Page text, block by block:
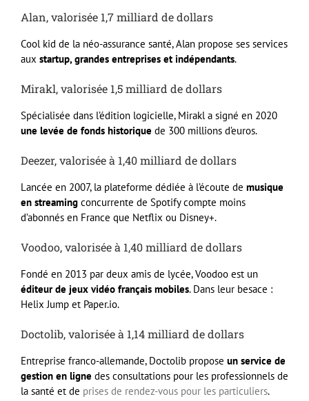
Alan, valorisée 1,7 milliard de dollars
Cool kid de la néo-assurance santé, Alan propose ses services
aux startup, grandes entreprises et indépendants.
Mirakl, valorisée 1,5 milliard de dollars
Spécialisée dans l’édition logicielle, Mirakl a signé en 2020
une levée de fonds historique de 300 millions d’euros.
Deezer, valorisée à 1,40 milliard de dollars
Lancée en 2007, la plateforme dédiée à l’écoute de musique
en streaming concurrente de Spotify compte moins
d’abonnés en France que Netflix ou Disney+.
Voodoo, valorisée à 1,40 milliard de dollars
Fondé en 2013 par deux amis de lycée, Voodoo est un
éditeur de jeux vidéo français mobiles. Dans leur besace :
Helix Jump et Paper.io.
Doctolib, valorisée à 1,14 milliard de dollars
Entreprise franco-allemande, Doctolib propose un service de
gestion en ligne des consultations pour les professionnels de
la santé et de prises de rendez-vous pour les particuliers.